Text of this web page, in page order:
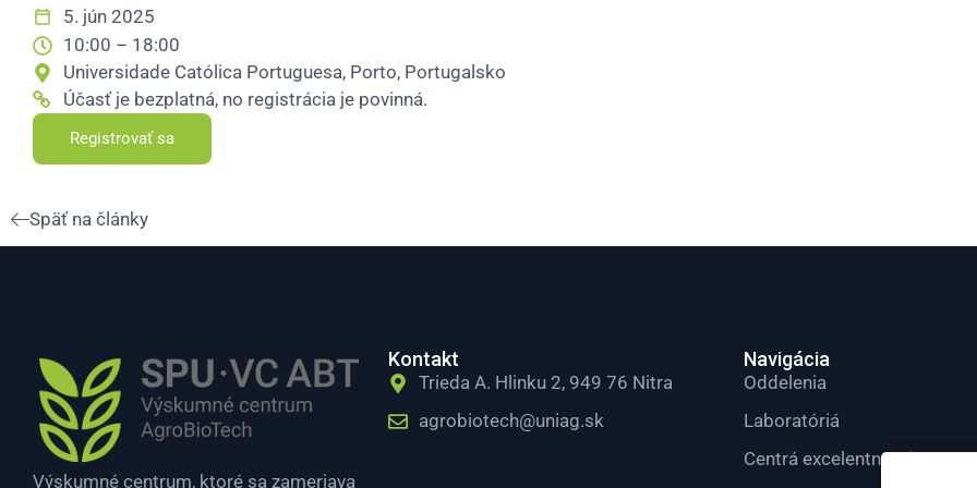
5. jún 2025
10:00 – 18:00
Universidade Católica Portuguesa, Porto, Portugalsko
Účasť je bezplatná, no registrácia je povinná.
Registrovať sa
Späť na články
Výskumné centrum, ktoré sa zameriava
Kontakt
Trieda A. Hlinku 2, 949 76 Nitra
agrobiotech@uniag.sk
Navigácia
Oddelenia
Laboratóriá
Centrá excelentnosti